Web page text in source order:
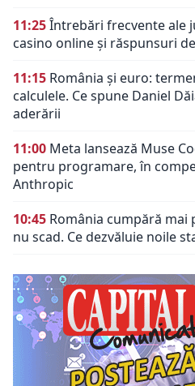
11:25Întrebări frecvente ale
casino online și răspunsuri
11:15 România și euro:
calculele. Ce spune Daniel
aderării
11:00 Meta lansează Muse
pentru programare, în
Anthropic
10:45 România cumpără
nu scad. Ce dezvăluie noile